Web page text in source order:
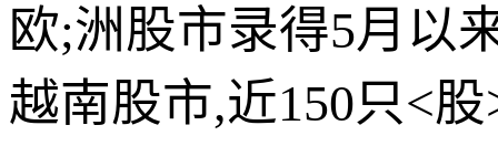
欧;洲股市录得5月以
越南股市,近150只<